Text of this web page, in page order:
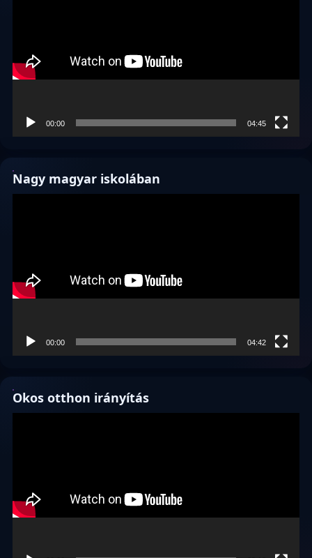
00:00 04:45
Nagy magyar iskolában
00:00 04:42
Okos otthon irányítás